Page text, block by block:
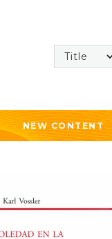
NEW CONTENT